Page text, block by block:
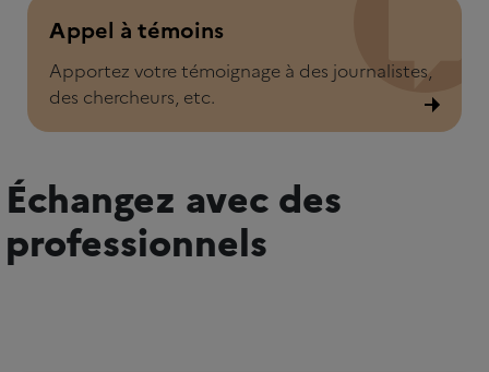
Appel à témoins
Apportez votre témoignage à des journalistes,
des chercheurs, etc.
Appel à témoins
Échangez avec des
professionnels